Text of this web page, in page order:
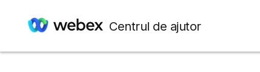
Centrul de ajutor